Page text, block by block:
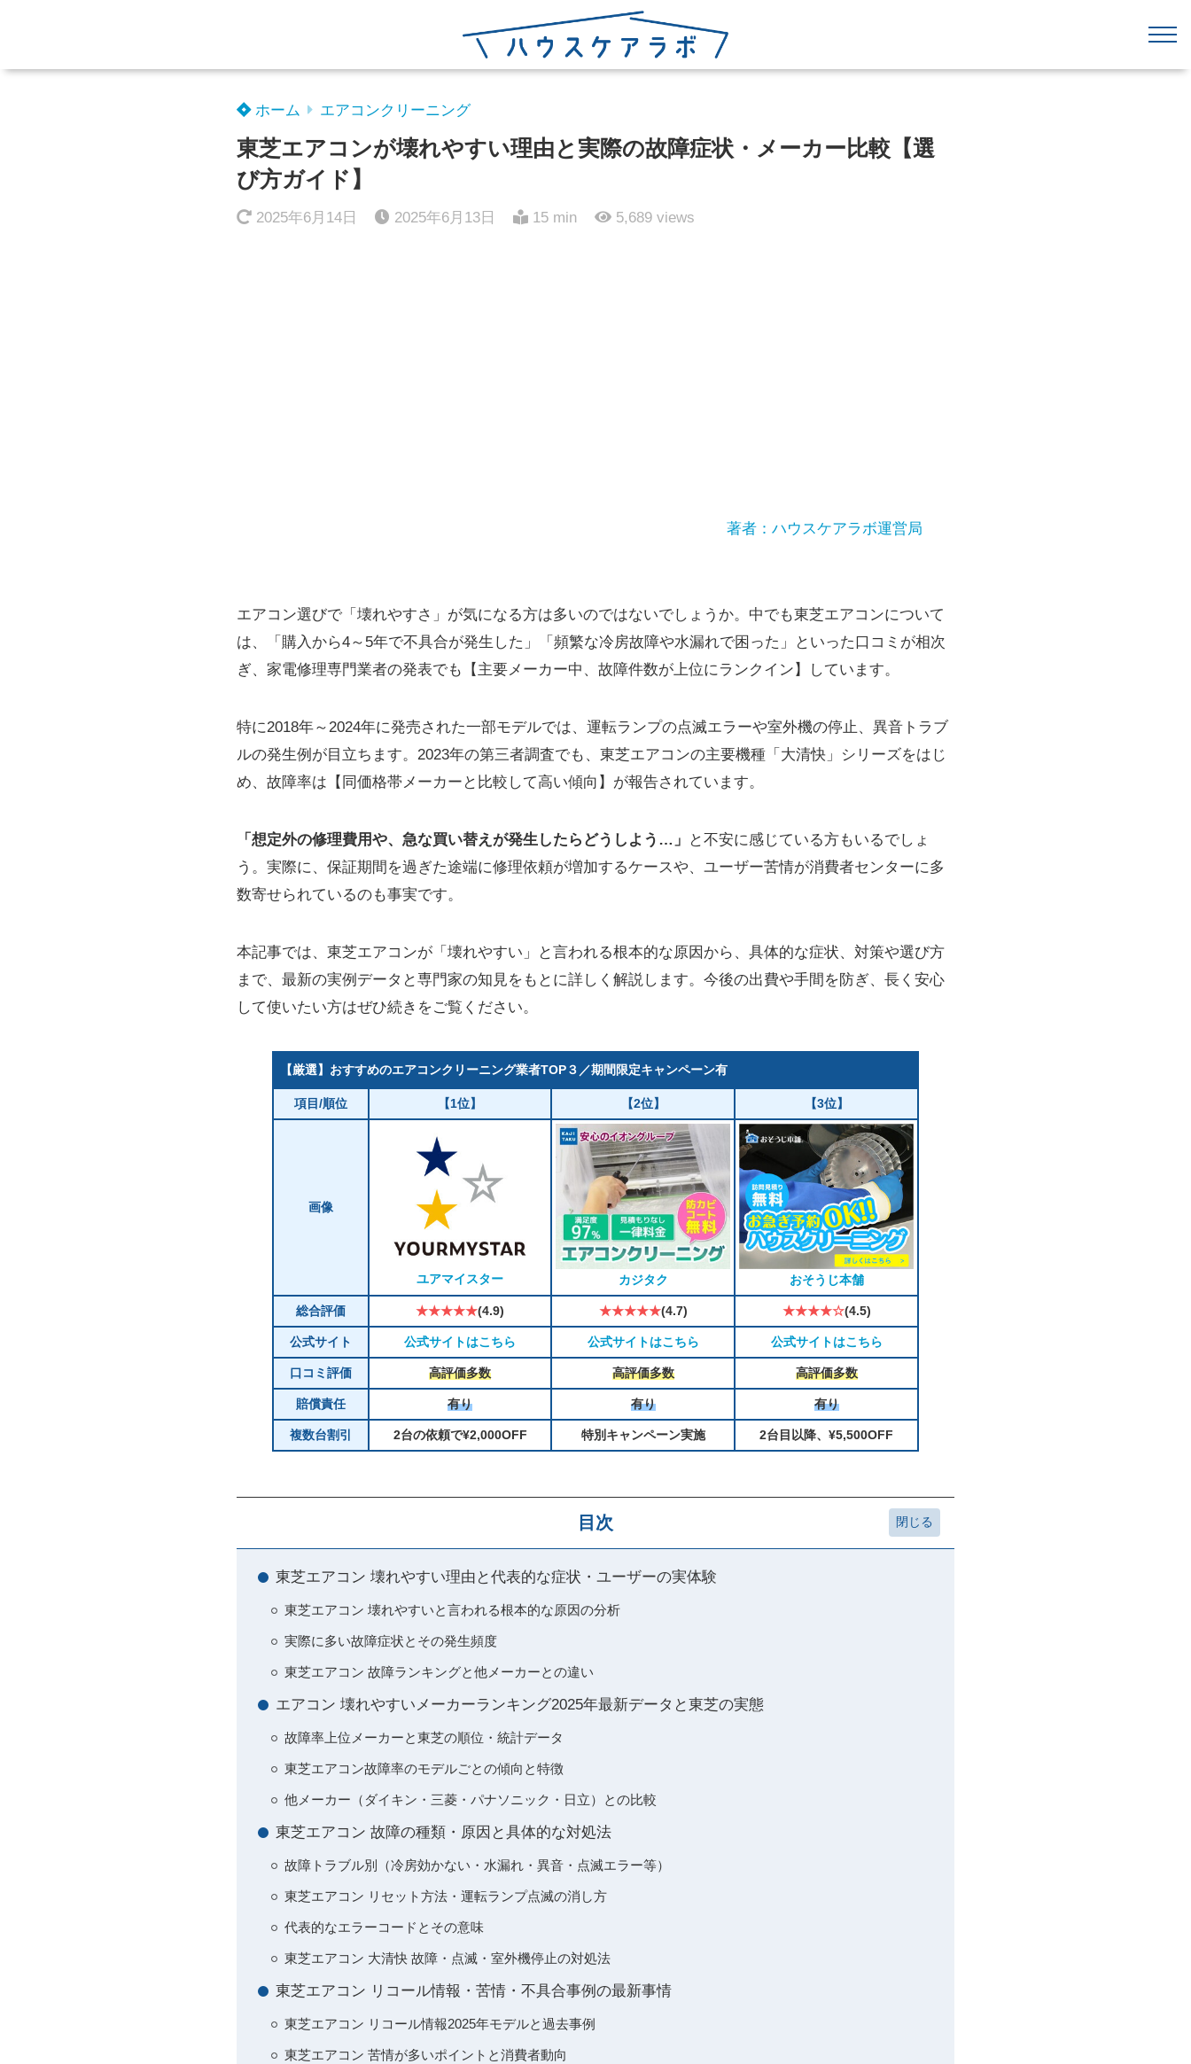
ホーム エアコンクリーニング
東芝エアコンが壊れやすい理由と実際の故障症状・メーカー比較【選
び方ガイド】
2025年6月14日 2025年6月13日 15 min 5,689 views
著者：ハウスケアラボ運営局
エアコン選びで「壊れやすさ」が気になる方は多いのではないでしょうか。中でも東芝エアコンについて
は、「購入から4～5年で不具合が発生した」「頻繁な冷房故障や水漏れで困った」といった口コミが相次
ぎ、家電修理専門業者の発表でも【主要メーカー中、故障件数が上位にランクイン】しています。
特に2018年～2024年に発売された一部モデルでは、運転ランプの点滅エラーや室外機の停止、異音トラブ
ルの発生例が目立ちます。2023年の第三者調査でも、東芝エアコンの主要機種「大清快」シリーズをはじ
め、故障率は【同価格帯メーカーと比較して高い傾向】が報告されています。
「想定外の修理費用や、急な買い替えが発生したらどうしよう…」
と不安に感じている方もいるでしょ
う。実際に、保証期間を過ぎた途端に修理依頼が増加するケースや、ユーザー苦情が消費者センターに多
数寄せられているのも事実です。
本記事では、東芝エアコンが「壊れやすい」と言われる根本的な原因から、具体的な症状、対策や選び方
まで、最新の実例データと専門家の知見をもとに詳しく解説します。今後の出費や手間を防ぎ、長く安心
して使いたい方はぜひ続きをご覧ください。
【厳選】おすすめのエアコンクリーニング業者TOP３／期間限定キャンペーン有
項目/順位 【1位】 【2位】 【3位】
画像
ユアマイスター カジタク おそうじ本舗
総合評価 ★★★★★(4.9) ★★★★★(4.7) ★★★★☆(4.5)
公式サイト 公式サイトはこちら 公式サイトはこちら 公式サイトはこちら
口コミ評価 高評価多数 高評価多数 高評価多数
賠償責任 有り 有り 有り
複数台割引 2台の依頼で¥2,000OFF 特別キャンペーン実施 2台目以降、¥5,500OFF
目次
東芝エアコン 壊れやすい理由と代表的な症状・ユーザーの実体験
東芝エアコン 壊れやすいと言われる根本的な原因の分析
実際に多い故障症状とその発生頻度
東芝エアコン 故障ランキングと他メーカーとの違い
エアコン 壊れやすいメーカーランキング2025年最新データと東芝の実態
故障率上位メーカーと東芝の順位・統計データ
東芝エアコン故障率のモデルごとの傾向と特徴
他メーカー（ダイキン・三菱・パナソニック・日立）との比較
東芝エアコン 故障の種類・原因と具体的な対処法
故障トラブル別（冷房効かない・水漏れ・異音・点滅エラー等）
東芝エアコン リセット方法・運転ランプ点滅の消し方
代表的なエラーコードとその意味
東芝エアコン 大清快 故障・点滅・室外機停止の対処法
東芝エアコン リコール情報・苦情・不具合事例の最新事情
東芝エアコン リコール情報2025年モデルと過去事例
東芝エアコン 苦情が多いポイントと消費者動向